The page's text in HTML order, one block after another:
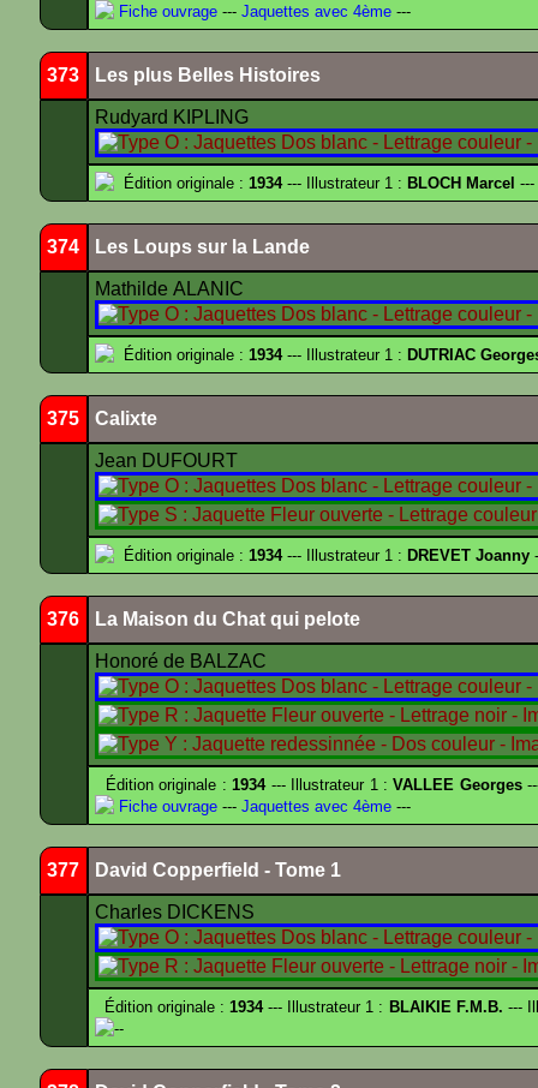
Fiche ouvrage --- Jaquettes avec 4ème ---
373 Les plus Belles Histoires
Rudyard KIPLING
Édition originale : 1934--- Illustrateur 1 : BLOCH Marcel ---
374 Les Loups sur la Lande
Mathilde ALANIC
Édition originale : 1934--- Illustrateur 1 : DUTRIAC
375 Calixte
Jean DUFOURT
Édition originale : 1934--- Illustrateur 1 : DREVET Joanny
376 La Maison du Chat qui pelote
Honoré de BALZAC
Édition originale :1934--- Illustrateur 1 :VALLEE Georges
Fiche ouvrage --- Jaquettes avec 4ème ---
377 David Copperfield - Tome 1
Charles DICKENS
Édition originale :1934--- Illustrateur 1 : BLAIKIE F.M.B. ---
--